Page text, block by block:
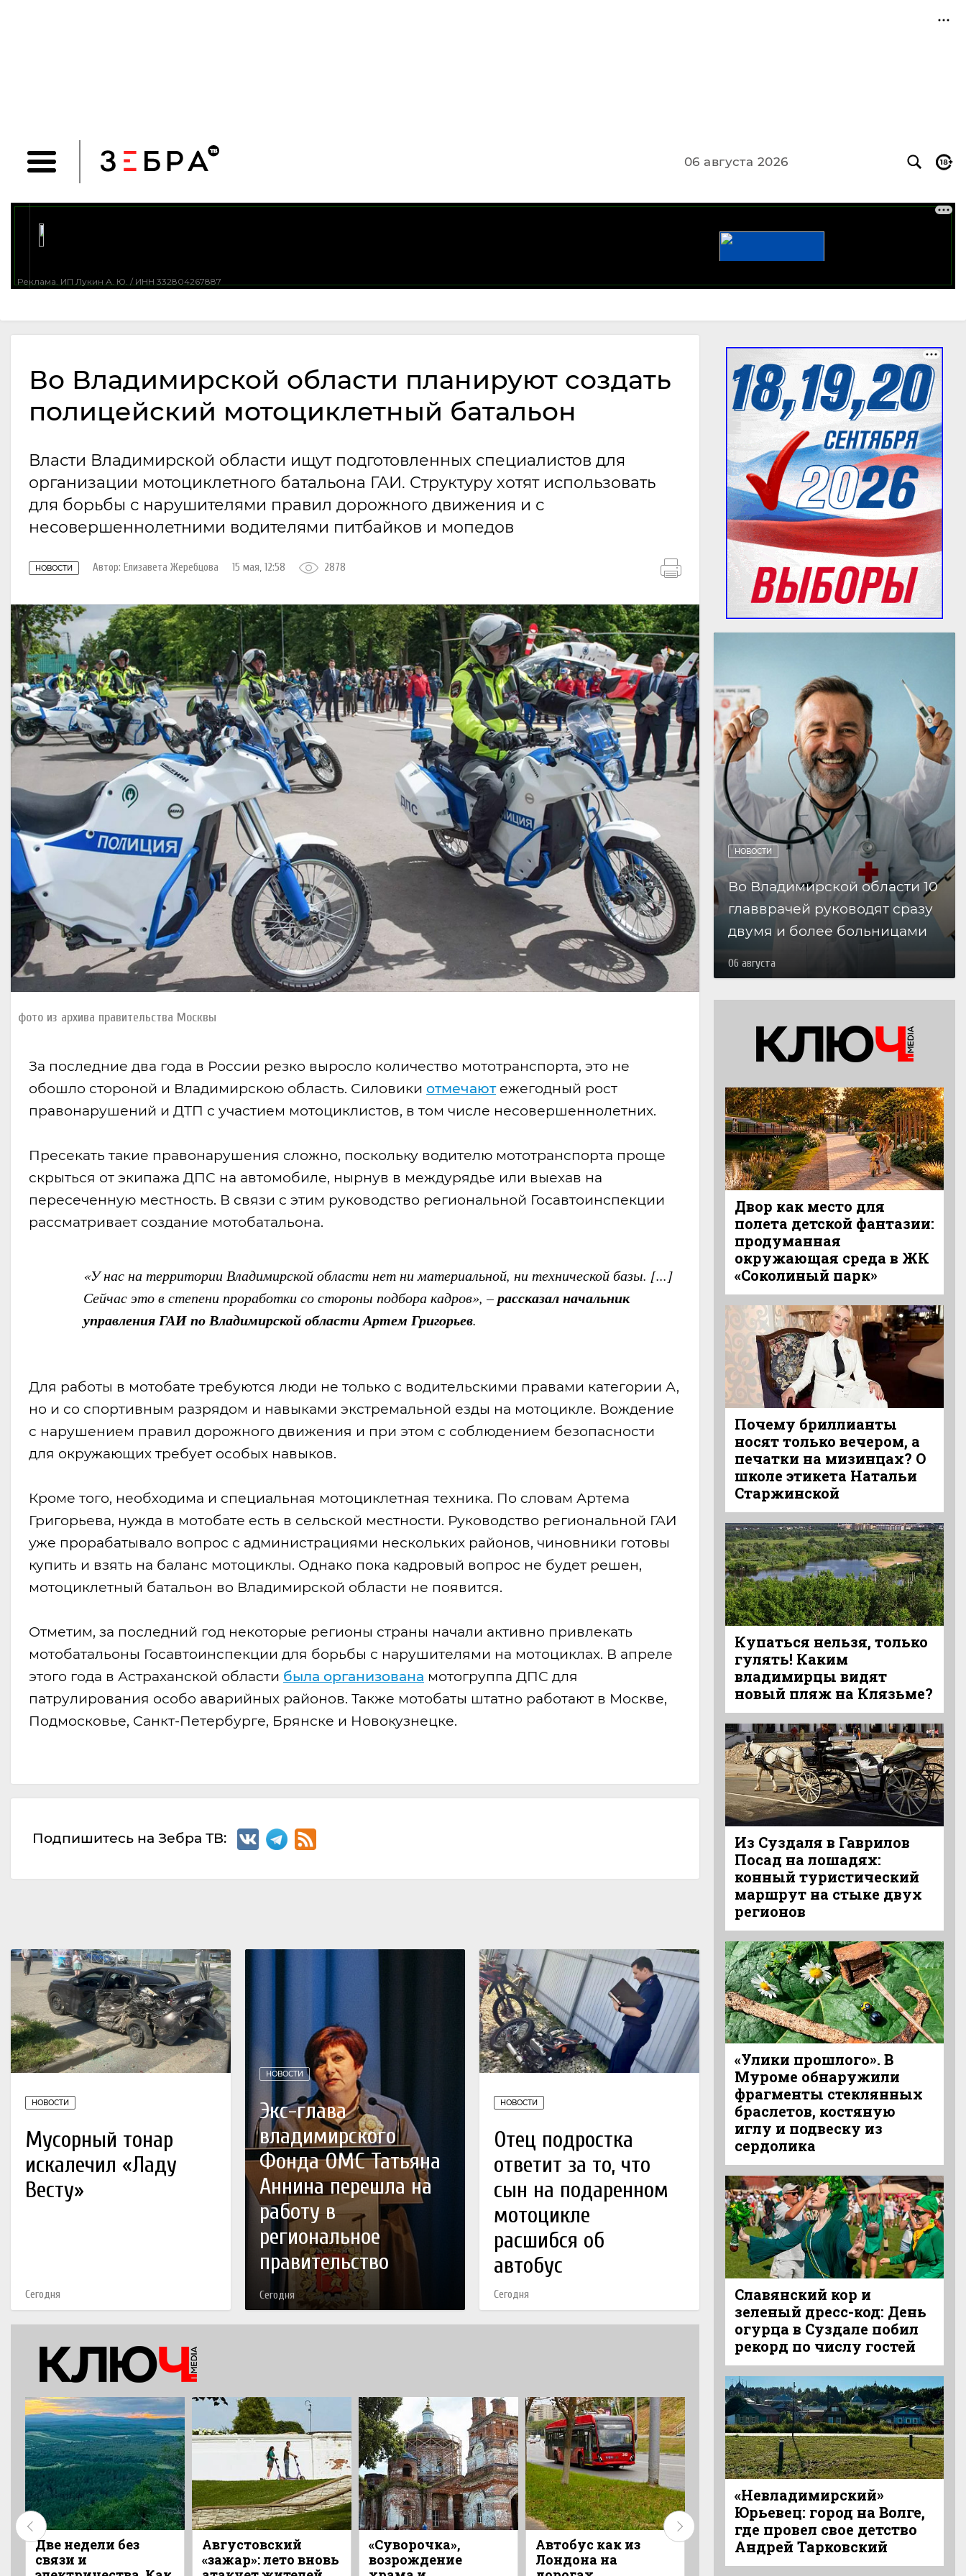
06 августа 2026
Во Владимирской области планируют создать
полицейский мотоциклетный батальон
Власти Владимирской области ищут подготовленных специалистов для
организации мотоциклетного батальона ГАИ. Структуру хотят использовать
для борьбы с нарушителями правил дорожного движения и с
несовершеннолетними водителями питбайков и мопедов
НОВОСТИ Автор: Елизавета Жеребцова 15 мая, 12:58 2878
фото из архива правительства Москвы
За последние два года в России резко выросло количество мототранспорта, это не
обошло стороной и Владимирскою область. Силовики отмечаютежегодный рост
правонарушений и ДТП с участием мотоциклистов, в том числе несовершеннолетних.
Пресекать такие правонарушения сложно, поскольку водителю мототранспорта проще
скрыться от экипажа ДПС на автомобиле, нырнув в междурядье или выехав на
пересеченную местность. В связи с этим руководство региональной Госавтоинспекции
рассматривает создание мотобатальона.
«У нас на территории Владимирской области нет ни материальной, ни технической базы. [...]
Сейчас это в степени проработки со стороны подбора кадров», –рассказал начальник
управления ГАИ по Владимирской области Артем Григорьев.
Для работы в мотобате требуются люди не только с водительскими правами категории А,
но и со спортивным разрядом и навыками экстремальной езды на мотоцикле. Вождение
с нарушением правил дорожного движения и при этом с соблюдением безопасности
для окружающих требует особых навыков.
Кроме того, необходима и специальная мотоциклетная техника. По словам Артема
Григорьева, нужда в мотобате есть в сельской местности. Руководство региональной ГАИ
уже прорабатывало вопрос с администрациями нескольких районов, чиновники готовы
купить и взять на баланс мотоциклы. Однако пока кадровый вопрос не будет решен,
мотоциклетный батальон во Владимирской области не появится.
Отметим, за последний год некоторые регионы страны начали активно привлекать
мотобатальоны Госавтоинспекции для борьбы с нарушителями на мотоциклах. В апреле
этого года в Астраханской области была организована мотогруппа ДПС для
патрулирования особо аварийных районов. Также мотобаты штатно работают в Москве,
Подмосковье, Санкт-Петербурге, Брянске и Новокузнецке.
Подпишитесь на Зебра ТВ:
НОВОСТИ
Мусорный тонар
искалечил «Ладу
Весту»
Сегодня
НОВОСТИ
Экс-глава
владимирского
Фонда ОМС Татьяна
Аннина перешла на
работу в
региональное
правительство
Сегодня
НОВОСТИ
Отец подростка
ответит за то, что
сын на подаренном
мотоцикле
расшибся об
автобус
Сегодня
Две недели без
связи и
Августовский
«зажар»: лето вновь
«Суворочка»,
возрождение
Автобус как из
Лондона на
Дом мечты
начинается
Горячее
НОВОСТИ
Во Владимирской области 10
главврачей руководят сразу
двумя и более больницами
06 августа
Двор как место для
полета детской фантазии:
продуманная
окружающая среда в ЖК
«Соколиный парк»
Почему бриллианты
носят только вечером, а
печатки на мизинцах? О
школе этикета Натальи
Старжинской
Купаться нельзя, только
гулять! Каким
владимирцы видят
новый пляж на Клязьме?
Из Суздаля в Гаврилов
Посад на лошадях:
конный туристический
маршрут на стыке двух
регионов
«Улики прошлого». В
Муроме обнаружили
фрагменты стеклянных
браслетов, костяную
иглу и подвеску из
сердолика
Славянский кор и
зеленый дресс-код: День
огурца в Суздале побил
рекорд по числу гостей
«Невладимирский»
Юрьевец: город на Волге,
где провел свое детство
Андрей Тарковский